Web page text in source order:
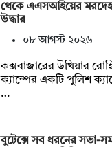
থেকে এএসআইয়ের
উদ্ধার
০৮ আগস্ট ২০২৬
কক্সবাজারের উখিয়ার
ক্যাম্পের একটি পুলিশ
…
বুটেক্সে সব ধরনের সভা-